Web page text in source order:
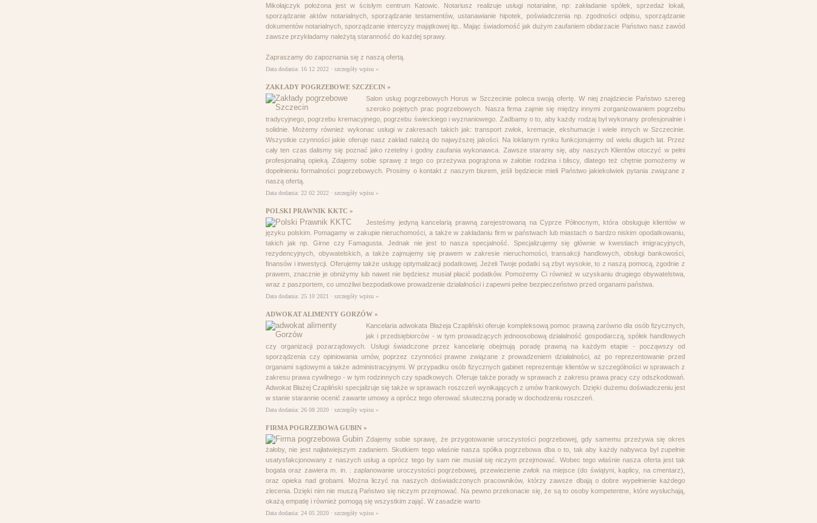
Mikołajczyk położona jest w ścisłym centrum Katowic. Notariusz realizuje usługi notarialne, np: zakładanie spółek, sprzedaż lokali,
sporządzanie aktów notarialnych, sporządzanie testamentów, ustanawianie hipotek, poświadczenia np. zgodności odpisu, sporządzanie
dokumentów notarialnych, sporządzanie intercyzy majątkowej itp.. Mając świadomość jak dużym zaufaniem obdarzacie Państwo nasz zawód
zawsze przykładamy należytą staranność do każdej sprawy.
Zapraszamy do zapoznania się z naszą ofertą.
Data dodania: 16 12 2022 · szczegóły wpisu »
ZAKŁADY POGRZEBOWE SZCZECIN »
Salon usług pogrzebowych Horus w Szczecinie poleca swoją ofertę. W niej znajdziecie Państwo szereg
szeroko pojetych prac pogrzebowych. Nasza firma zajmie się między innymi zorganizowaniem pogrzebu
tradycyjnego, pogrzebu kremacyjnego, pogrzebu świeckiego i wyznaniowego. Zadbamy o to, aby każdy rodzaj był wykonany profesjonalnie i
solidnie. Możemy również wykonac usługi w zakresach takich jak: transport zwłok, kremacje, ekshumacje i wiele innych w Szczecinie.
Wszystkie czynności jakie oferuje nasz zakład należą do najwyższej jakości. Na loklanym rynku funkcjonujemy od wielu długich lat. Przez
cały ten czas dalismy się poznać jako rzetelny i godny zaufania wykonawca. Zawsze staramy się, aby naszych Klientów otoczyć w pełni
profesjonalną opieką. Zdajemy sobie sprawę z tego co przeżywa pogrążona w żałobie rodzina i bliscy, dlatego też chętnie pomożemy w
dopełnieniu formalności pogrzebowych. Prosimy o kontakt z naszym biurem, jeśli będziecie mieli Państwo jakiekolwiek pytania związane z
naszą ofertą.
Data dodania: 22 02 2022 · szczegóły wpisu »
POLSKI PRAWNIK KKTC »
Jesteśmy jedyną kancelarią prawną zarejestrowaną na Cyprze Północnym, która obsługuje klientów w
języku polskim. Pomagamy w zakupie nieruchomości, a także w zakładaniu firm w państwach lub miastach o bardzo niskim opodatkowaniu,
takich jak np. Girne czy Famagusta. Jednak nie jest to nasza specjalność. Specjalizujemy się głównie w kwestiach imigracyjnych,
rezydencyjnych, obywatelskich, a także zajmujemy się prawem w zakresie nieruchomości, transakcji handlowych, obsługi bankowości,
finansów i inwestycji. Oferujemy także usługę optymalizacji podatkowej. Jeżeli Twoje podatki są zbyt wysokie, to z naszą pomocą, zgodnie z
prawem, znacznie je obniżymy lub nawet nie będziesz musiał płacić podatków. Pomożemy Ci również w uzyskaniu drugiego obywatelstwa,
wraz z paszportem, co umożliwi bezpodatkowe prowadzenie działalności i zapewni pełne bezpieczeństwo przed organami państwa.
Data dodania: 25 10 2021 · szczegóły wpisu »
ADWOKAT ALIMENTY GORZÓW »
Kancelaria adwokata Błażeja Czapliński oferuje kompleksową pomoc prawną zarówno dla osób fizycznych,
jak i przedsiębiorców - w tym prowadzących jednoosobową działalność gospodarczą, spółek handlowych
czy organizacji pozarządowych. Usługi świadczone przez kancelarię obejmują poradę prawną na każdym etapie - począwszy od
sporządzenia czy opiniowania umów, poprzez czynności prawne związane z prowadzeniem działalności, aż po reprezentowanie przed
organami sądowymi a także administracyjnymi. W przypadku osób fizycznych gabinet reprezentuje klientów w szczególności w sprawach z
zakresu prawa cywilnego - w tym rodzinnych czy spadkowych. Oferuje także porady w sprawach z zakresu prawa pracy czy odszkodowań.
Adwokat Błażej Czapliński specjalizuje się także w sprawach roszczeń wynikających z umów frankowych. Dzięki dużemu doświadczeniu jest
w stanie starannie ocenić zawarte umowy a oprócz tego oferować skuteczną poradę w dochodzeniu roszczeń.
Data dodania: 26 08 2020 · szczegóły wpisu »
FIRMA POGRZEBOWA GUBIN »
Zdajemy sobie sprawę, że przygotowanie uroczystości pogrzebowej, gdy samemu przeżywa się okres
żałoby, nie jest najłatwiejszym zadaniem. Skutkiem tego właśnie nasza spółka pogrzebowa dba o to, tak aby każdy nabywca był zupełnie
usatysfakcjonowany z naszych usług a oprócz tego by sam nie musiał się niczym przejmować. Wobec tego właśnie nasza oferta jest tak
bogata oraz zawiera m. in. : zaplanowanie uroczystości pogrzebowej, przewiezienie zwłok na miejsce (do świątyni, kaplicy, na cmentarz),
oraz opieka nad grobami. Można liczyć na naszych doświadczonych pracowników, którzy zawsze dbają o dobre wypełnienie każdego
zlecenia. Dzięki nim nie muszą Państwo się niczym przejmować. Na pewno przekonacie się, że są to osoby kompetentne, które wysłuchają,
okażą empatię i również pomogą się wszystkim zająć. W zasadzie warto
Data dodania: 24 05 2020 · szczegóły wpisu »